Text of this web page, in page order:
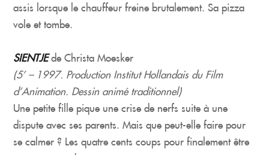
assis lorsque le chauffeur freine brutalement. Sa pizza
vole et tombe.
SIENTJE de Christa Moesker
(5’ – 1997. Production Institut Hollandais du Film
d’Animation. Dessin animé traditionnel)
Une petite fille pique une crise de nerfs suite à une
dispute avec ses parents. Mais que peut-elle faire pour
se calmer ? Les quatre cents coups pour finalement être